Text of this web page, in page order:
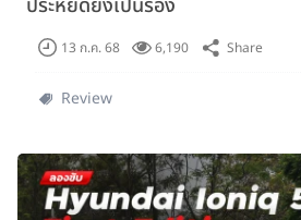
13 ก.ค. 68 6,190 Share
Review